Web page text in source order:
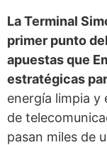
La Terminal
primer punto
apuestas que
estratégicas
energía limpia
de
pasan miles de